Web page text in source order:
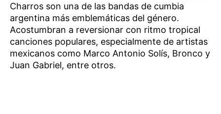
Charros son una de las bandas de cumbia
argentina más emblemáticas del género.
Acostumbran a reversionar con ritmo tropical
canciones populares, especialmente de artistas
mexicanos como Marco Antonio Solís, Bronco y
Juan Gabriel, entre otros.